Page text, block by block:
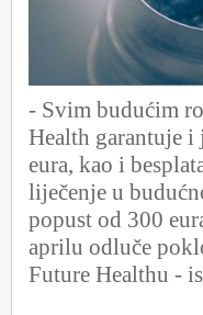
- Svim budućim
Health garantuje
eura, kao i
liječenje u
popust od 300
aprilu odluče
Future Healthu -